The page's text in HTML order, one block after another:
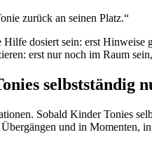
zurück an seinen Platz.“
dosiert sein: erst
erst nur noch im Raum
selbstständig
Sobald Kinder Tonies
und in Momenten,